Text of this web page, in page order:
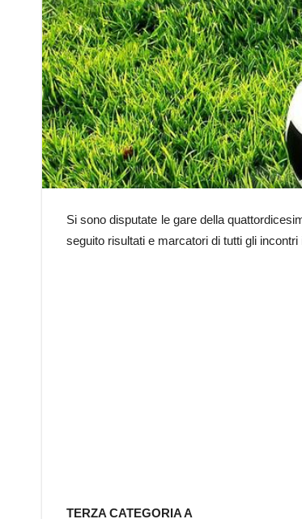
Si sono disputate le gare della
seguito risultati e marcatori di tutti gli
TERZA CATEGORIA A